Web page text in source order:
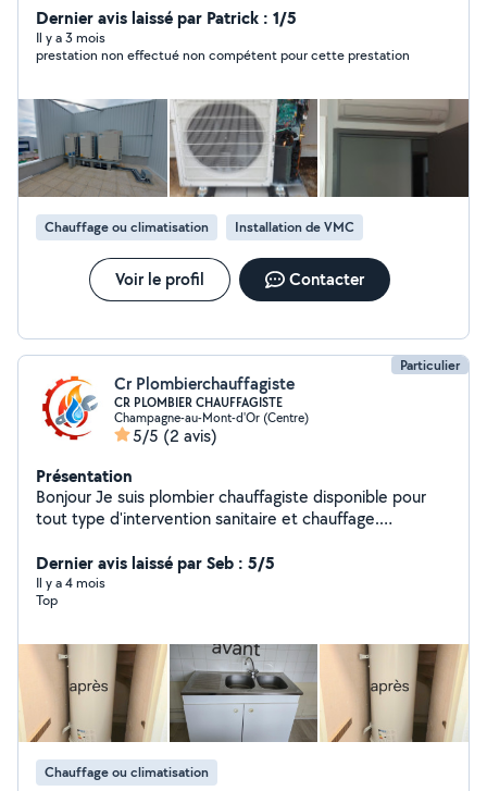
solutions performantes en climatisation, chauffage,
plomberie et ventilation. Notre priorité : un confort
durable, des équipements fiables et des économies
Dernier avis laissé par Patrick : 1/5
Il y a 3 mois
prestation non effectué non compétent pour cette prestation
Chauffage ou climatisation Installation de VMC
Voir le profil Contacter
Particulier
Cr Plombierchauffagiste
CR PLOMBIER CHAUFFAGISTE
Champagne-au-Mont-d'Or (Centre)
5/5 (2 avis)
Présentation
Bonjour Je suis plombier chauffagiste disponible pour
tout type d'intervention sanitaire et chauffage.
fuite,débouchage.
Dernier avis laissé par Seb : 5/5
Il y a 4 mois
Top
Chauffage ou climatisation